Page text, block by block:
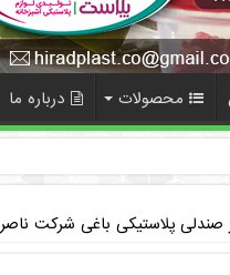
محصولات درباره ما
پلاستیکی باغی شرکت ناصر